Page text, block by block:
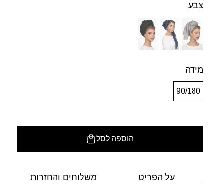
צבע
מידה
90/180
הוספה לסל
על הפריט משלוחים והחזרות